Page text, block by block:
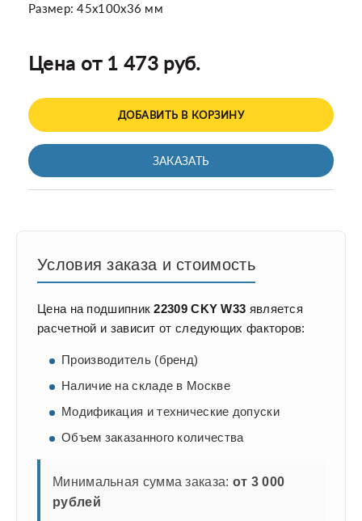
Размер: 45x100x36 мм
Цена от 1 473 руб.
ДОБАВИТЬ В КОРЗИНУ
ЗАКАЗАТЬ
Условия заказа и стоимость
Цена на подшипник22309 CKY W33 является
расчетной и зависит от следующих факторов:
Производитель (бренд)
Наличие на складе в Москве
Модификация и технические допуски
Объем заказанного количества
Минимальная сумма заказа: от 3 000
рублей